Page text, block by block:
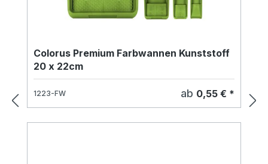
Colorus Premium Farbwannen Kunststoff
20 x 22cm
1223-FW ab 0,55 € *